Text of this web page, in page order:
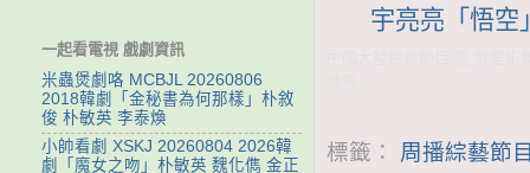
宇亮亮「悟空
標籤： 周播綜藝節
一起看電視 戲劇資訊
米蟲煲劇咯 MCBJL 20260806
2018韓劇「金秘書為何那樣」朴敘
俊 朴敏英 李泰煥
小帥看劇 XSKJ 20260804 2026韓
劇「魔女之吻」朴敏英 魏化儁 金正